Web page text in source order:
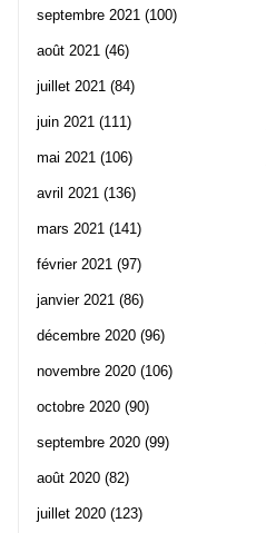
septembre 2021 (100)
août 2021 (46)
juillet 2021 (84)
juin 2021 (111)
mai 2021 (106)
avril 2021 (136)
mars 2021 (141)
février 2021 (97)
janvier 2021 (86)
décembre 2020 (96)
novembre 2020 (106)
octobre 2020 (90)
septembre 2020 (99)
août 2020 (82)
juillet 2020 (123)